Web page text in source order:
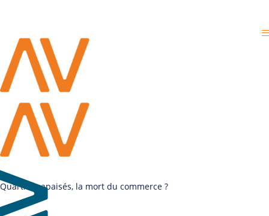
Quartiers apaisés, la mort du commerce ?